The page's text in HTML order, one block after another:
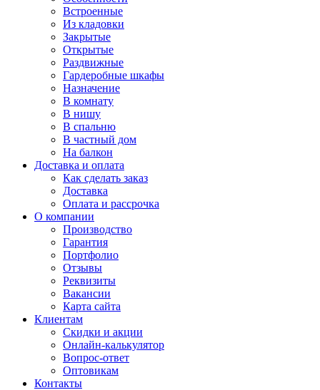
Встроенные
Из кладовки
Закрытые
Открытые
Раздвижные
Гардеробные шкафы
Назначение
В комнату
В нишу
В спальню
В частный дом
На балкон
Доставка и оплата
Как сделать заказ
Доставка
Оплата и рассрочка
О компании
Производство
Гарантия
Портфолио
Отзывы
Реквизиты
Вакансии
Карта сайта
Клиентам
Скидки и акции
Онлайн-калькулятор
Вопрос-ответ
Оптовикам
Контакты